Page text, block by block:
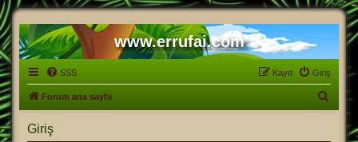
www.errufai.com
SSS Giriş
Kayıt
Forum ana sayfa
Giriş